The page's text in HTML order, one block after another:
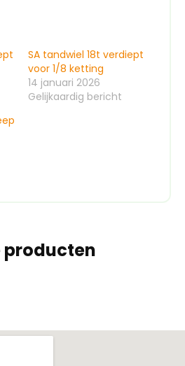
SA tandwiel 18t verdiept
voor 1/8 ketting
14 januari 2026
Gelijkaardig bericht
producten